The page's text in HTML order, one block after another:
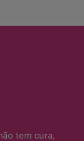
tem cura,